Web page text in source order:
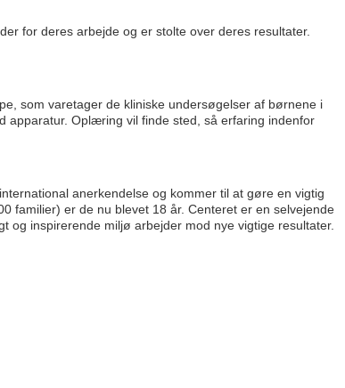
for deres arbejde og er stolte over deres resultater.
som varetager de kliniske undersøgelser af børnene i
apparatur. Oplæring vil finde sted, så erfaring indenfor
anerkendelse og kommer til at gøre en vigtig
familier) er de nu blevet 18 år. Centeret er en selvejende
og inspirerende miljø arbejder mod nye vigtige resultater.